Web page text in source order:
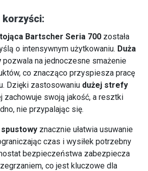
Bartscher Seria 700 została
o intensywnym użytkowaniu. Duża
pozwala na jednoczesne smażenie
co znacząco przyspiesza pracę
Dzięki zastosowaniu dużej strefy
zachowuje swoją jakość, a resztki
nie przypalając się.
znacznie ułatwia usuwanie
czas i wysiłek potrzebny
bezpieczeństwa zabezpiecza
co jest kluczowe dla